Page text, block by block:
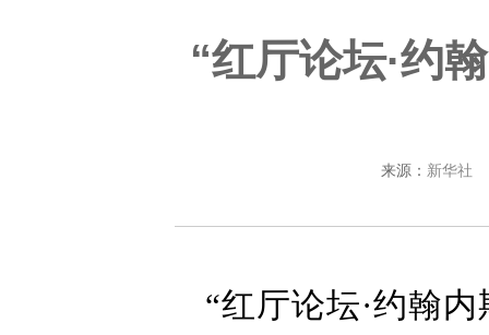
“红厅论坛·约
来源： 新华社
“红厅论坛·约翰